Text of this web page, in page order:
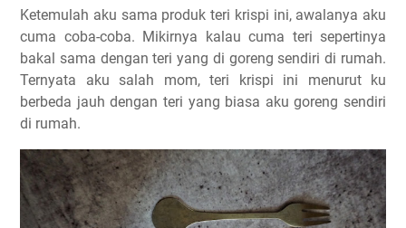
Ketemulah aku sama produk teri krispi ini, awalanya aku
cuma coba-coba. Mikirnya kalau cuma teri sepertinya
bakal sama dengan teri yang di goreng sendiri di rumah.
Ternyata aku salah mom, teri krispi ini menurut ku
berbeda jauh dengan teri yang biasa aku goreng sendiri
di rumah.